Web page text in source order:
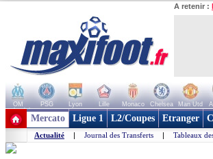
A retenir :
OM PSG Lyon Lille Monaco Chelsea Man Utd
+ de clubs
Mercato Ligue 1 L2/Coupes Etranger
Actualité | Journal des Transferts | Tableaux